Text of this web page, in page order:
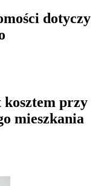
dotyczy
kosztem przy
mieszkania